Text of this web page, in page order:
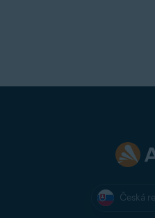
Česká